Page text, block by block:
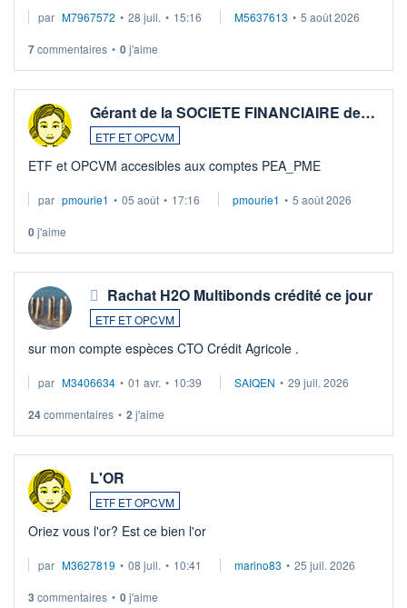
par M7967572 • 28 juil. • 15:16 M5637613 • 5 août 2026
7commentaires • 0j'aime
Gérant de la SOCIETE FINANCIAIRE de…
ETF ET OPCVM
ETF et OPCVM accesibles aux comptes PEA_PME
par pmourie1 • 05 août • 17:16 pmourie1 • 5 août 2026
0j'aime
Rachat H2O Multibonds crédité ce jour
ETF ET OPCVM
sur mon compte espèces CTO Crédit Agricole .
par M3406634 • 01 avr. • 10:39 SAIQEN • 29 juil. 2026
24commentaires • 2 j'aime
L'OR
ETF ET OPCVM
Oriez vous l'or? Est ce bien l'or
par M3627819 • 08 juil. • 10:41 marino83 • 25 juil. 2026
3 commentaires • 0j'aime